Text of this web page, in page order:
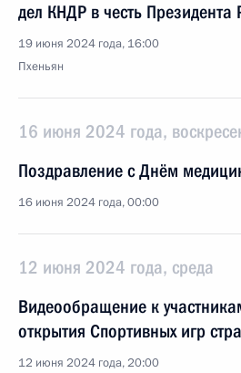
дел КНДР в честь Президента
19 июня 2024 года, 16:00
Пхеньян
16 июня 2024 года,
Поздравление с Днём
16 июня 2024 года, 00:00
12 июня 2024 года, среда
Видеообращение к
открытия Спортивных игр
12 июня 2024 года, 20:00